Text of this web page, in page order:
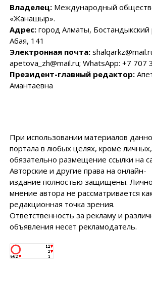
Владелец:Международный
«Жанашыр».
Адрес:город Алматы, Бостандыкский
Абая, 141
Электронная почта:
apetova_zh@mail.ru; WhatsApp: +7 707
Президент-главный редактор:
Амантаевна
При использовании материалов
портала в любых целях, кроме личных,
обязательно размещение ссылки на
Авторские и другие права на онлайн-
издание полностью защищены.
мнение автора не рассматривается
редакционная точка зрения.
Ответственность за рекламу и
объявления несет рекламодатель.